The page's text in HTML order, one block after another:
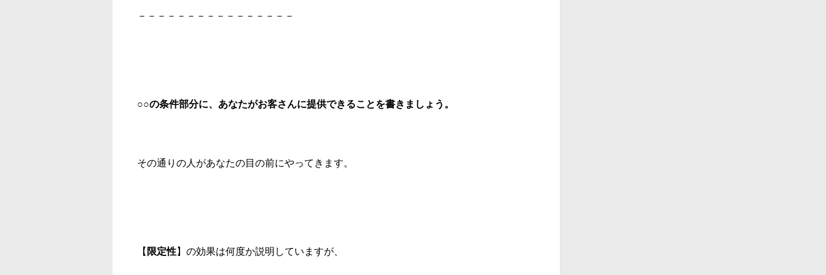
－－－－－－－－－－－－－－－－
○○の条件部分に、あなたがお客さんに提供できることを書きましょう。
その通りの人があなたの目の前にやってきます。
【 限定性】の効果は何度か説明していますが、